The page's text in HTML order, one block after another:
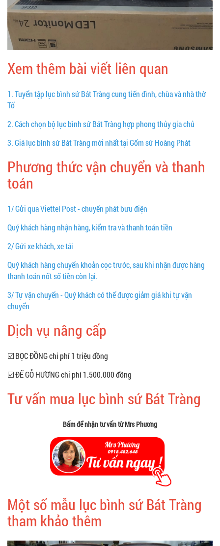
Xem thêm bài viết liên quan
1.Tuyển tập lục bình sứ Bát Tràng cung tiến đình, chùa và nhà thờ
Tổ
2.Cách chọn bộ lục bình sứ Bát Tràng hợp phong thủy gia chủ
3.Giá lục bình sứ Bát Tràng mới nhất tại Gốm sứ Hoàng Phát
Phương thức vận chuyển và thanh
toán
1/ Gửi qua Viettel Post - chuyển phát bưu điện
Quý khách hàng nhận hàng, kiểm tra và thanh toán tiền
2/ Gửi xe khách, xe tải
Quý khách hàng chuyển khoản cọc trước, sau khi nhận được hàng
thanh toán nốt số tiền còn lại.
3/ Tự vận chuyển - Quý khách có thể được giảm giá khi tự vận
chuyển
Dịch vụ nâng cấp
☑️ BỌC ĐỒNG chi phí 1 triệu đồng
☑️ ĐẾ GỖ HƯƠNG chi phí 1.500.000 đồng
Tư vấn mua lục bình sứ Bát Tràng
Bấm để nhận tư vấn từ Mrs Phương
Một số mẫu lục bình sứ Bát Tràng
tham khảo thêm